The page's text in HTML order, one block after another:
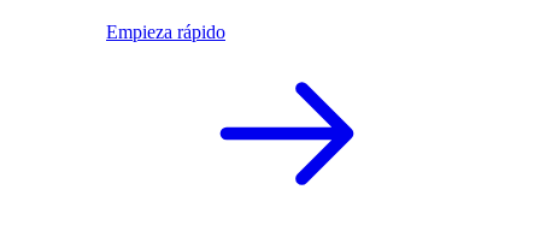
Empieza rápido